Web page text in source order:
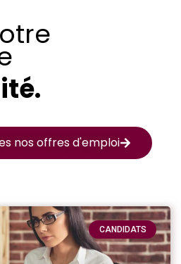
CANDIDATS
nos offres d'emploi